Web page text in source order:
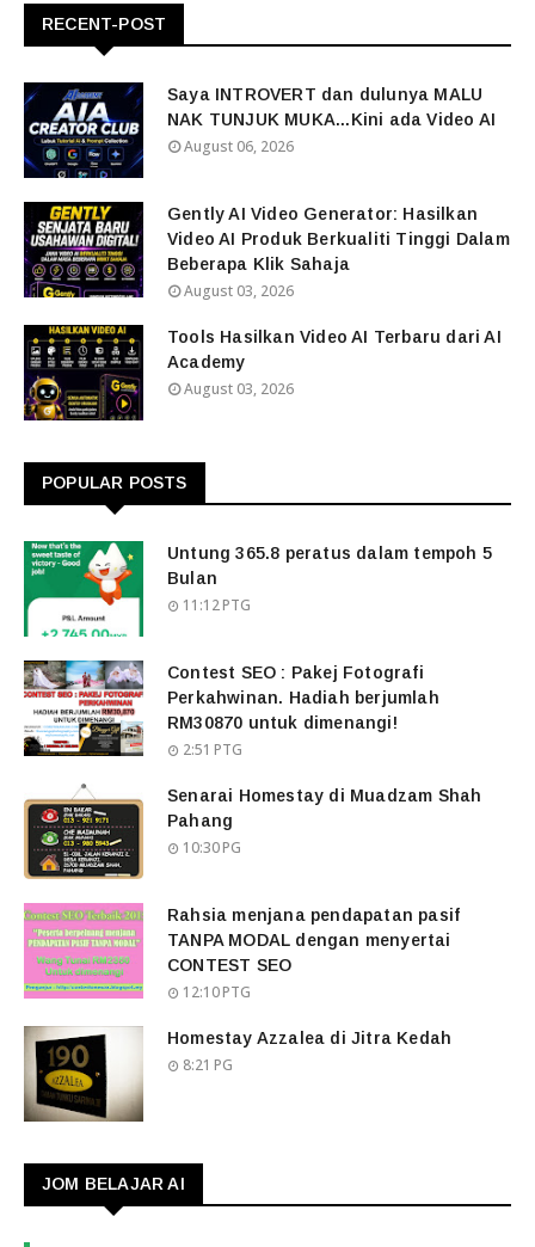
RECENT-POST
Saya INTROVERT dan dulunya MALU
NAK TUNJUK MUKA...Kini ada Video AI
August 06, 2026
Gently AI Video Generator: Hasilkan
Video AI Produk Berkualiti Tinggi Dalam
Beberapa Klik Sahaja
August 03, 2026
Tools Hasilkan Video AI Terbaru dari AI
Academy
August 03, 2026
POPULAR POSTS
Untung 365.8 peratus dalam tempoh 5
Bulan
11:12 PTG
Contest SEO : Pakej Fotografi
Perkahwinan. Hadiah berjumlah
RM30870 untuk dimenangi!
2:51 PTG
Senarai Homestay di Muadzam Shah
Pahang
10:30 PG
Rahsia menjana pendapatan pasif
TANPA MODAL dengan menyertai
CONTEST SEO
12:10 PTG
Homestay Azzalea di Jitra Kedah
8:21 PG
JOM BELAJAR AI